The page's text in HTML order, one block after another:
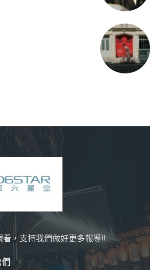
，支持我們做好更多報導!!